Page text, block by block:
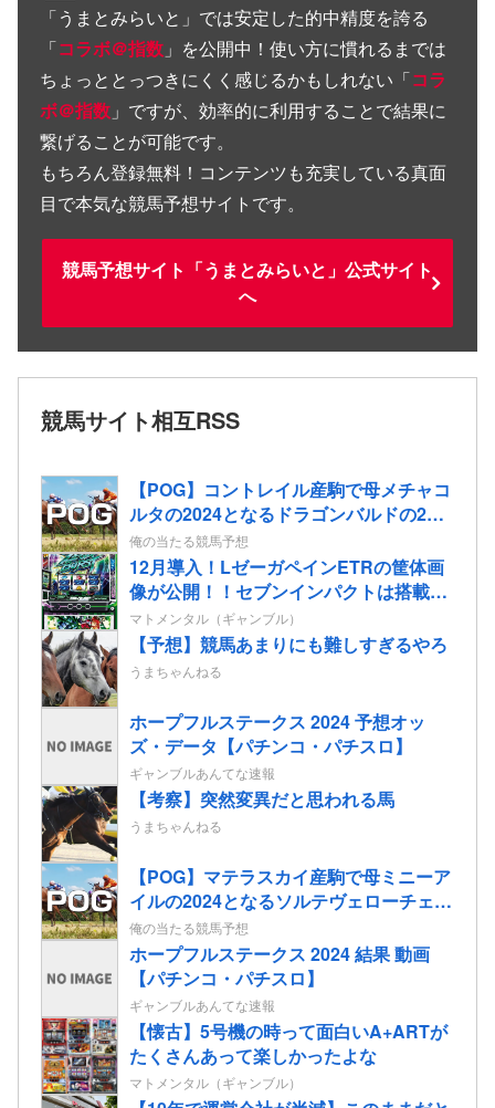
「うまとみらいと 」では安定した的中精度を誇る
「コラボ＠指数 」を公開中！使い方に慣れるまでは
ちょっととっつきにくく感じるかもしれない「コラ
ボ＠指数 」ですが、効率的に利用することで結果に
繋げることが可能です。
もちろん登録無料！コンテンツも充実している真面
目で本気な競馬予想サイトです。
競馬予想サイト「うまとみらいと」公式サイト
へ
競馬サイト相互RSS
【POG】コントレイル産駒で母メチャコ
ルタの2024となるドラゴンバルドの2歳
情報
俺の当たる競馬予想
12月導入！LゼーガペインETRの筐体画
像が公開！！セブンインパクトは搭載さ
れてるっぽい！
マトメンタル（ギャンブル）
【予想】競馬あまりにも難しすぎるやろ
うまちゃんねる
ホープフルステークス 2024 予想オッ
ズ・データ【パチンコ・パチスロ】
ギャンブルあんてな速報
【考察】突然変異だと思われる馬
うまちゃんねる
【POG】マテラスカイ産駒で母ミニーア
イルの2024となるソルテヴェローチェの
2歳情報
俺の当たる競馬予想
ホープフルステークス 2024 結果 動画
【パチンコ・パチスロ】
ギャンブルあんてな速報
【懐古】5号機の時って面白いA+ARTが
たくさんあって楽しかったよな
マトメンタル（ギャンブル）